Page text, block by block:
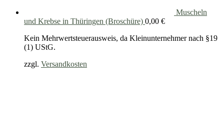
Muscheln
und Krebse in Thüringen (Broschüre) 0,00 €
Kein Mehrwertsteuerausweis, da Kleinunternehmer nach §19
(1) UStG.
zzgl. Versandkosten